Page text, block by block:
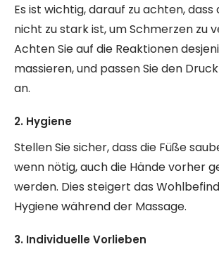
Es ist wichtig, darauf zu achten, dass
nicht zu stark ist, um Schmerzen zu
Achten Sie auf die Reaktionen
massieren, und passen Sie den
an.
2. Hygiene
Stellen Sie sicher, dass die Füße
wenn nötig, auch die Hände vorher
werden. Dies steigert das
Hygiene während der Massage.
3. Individuelle Vorlieben